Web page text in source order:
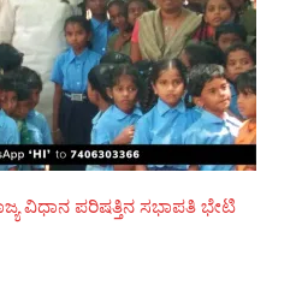
ವಿಧಾನ ಪರಿಷತ್ತಿನ ಸಭಾಪತಿ ಭೇಟಿ